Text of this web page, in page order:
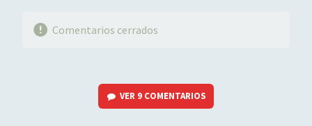
Comentarios cerrados
VER 9 COMENTARIOS